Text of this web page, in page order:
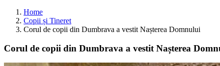
Home
Copii și Tineret
Corul de copii din Dumbrava a vestit Nașterea Domnului
Corul de copii din Dumbrava a vestit Nașterea